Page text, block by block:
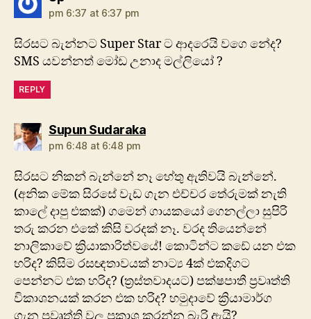
pm 6:37 at 6:37 pm
සිරසට බැන්නට Super Star ට ආද‍රෙයි වගෙ නේද?
SMS යවන්නත් මෝඩ උනාද මල්ලියෝ ?
REPLY
Supun Sudarakasays:
pm 6:48 at 6:48 pm
සිරසට නිකන් බැන්නේ නෑ හේතු ඇතිවයි බැන්නේ.
(අනික මේක සිරසේ වැඩ ගැන එච්චර තේරුමක් නැති
කාලේ දාපු එකක්) ගමෙන් ගායකයෝ ගෙනල්ලා සුපිරි
තරු කරන එකේ කිසි වරදක් නෑ. වරද තියෙන්නේ
නාලිකාවේ ක්‍රියාකාරිත්වයේ! කොටින්ට කඩේ යන එක
හරිද? කිසිම රසඥතාවයක් නාට්‍ය 4ක් එකදිගට
පෙන්නට එක හරිද? (ත්‍රස්තවාදයට) පක්ෂපාතී ප්‍රවෘත්ති
විකාශනයක් කරන එක හරිද? හමුදාවේ ක්‍රියාමාර්ග
ගැන ප්‍රවෘත්ති වල ප්‍රකාශ කරන්න බැරි ඇයි?